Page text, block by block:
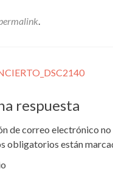
.
respuesta
de correo electrónico
obligatorios están